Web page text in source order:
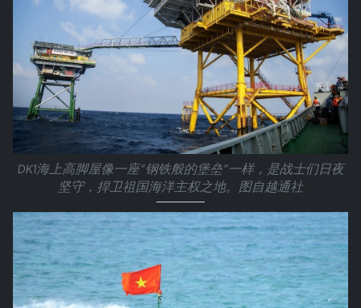
DK1海上高脚屋像一座“钢铁般的堡垒”一样，是战士们日夜
坚守，捍卫祖国海洋主权之地。图自越通社